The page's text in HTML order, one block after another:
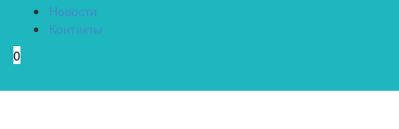
Новости
Контакты
0